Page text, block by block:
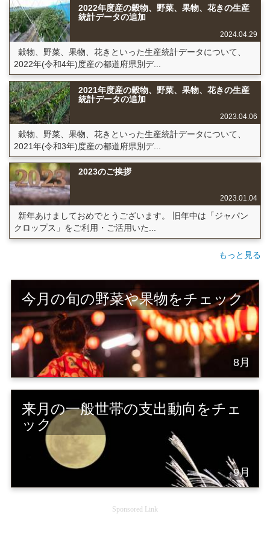
2022年度産の穀物、野菜、果物、花きの生産
統計データの追加
2024.04.29
穀物、野菜、果物、花きといった生産統計データについて、
2022年(令和4年)度産の都道府県別デ...
2021年度産の穀物、野菜、果物、花きの生産
統計データの追加
2023.04.06
穀物、野菜、果物、花きといった生産統計データについて、
2021年(令和3年)度産の都道府県別デ...
2023のご挨拶
2023.01.04
新年あけましておめでとうございます。 旧年中は「ジャパン
クロップス」をご利用・ご活用いた...
もっと見る
今月の旬の野菜や果物をチェック
8月
来月の一般世帯の支出動向をチェ
ック
9月
Sponsored Link